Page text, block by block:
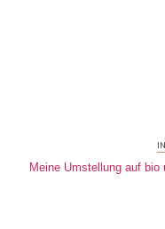
Meine Umstellung auf